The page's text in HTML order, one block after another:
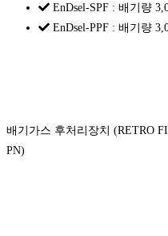
EnDsel-SPF : 배기량
EnDsel-PPF : 배기량
배기가스 후처리장치 (RETRO
PN)